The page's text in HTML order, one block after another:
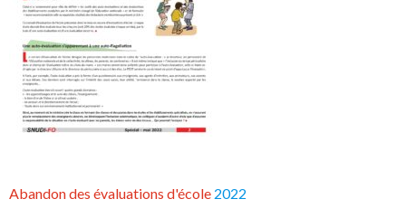
Abandon des évaluations d'école 2022